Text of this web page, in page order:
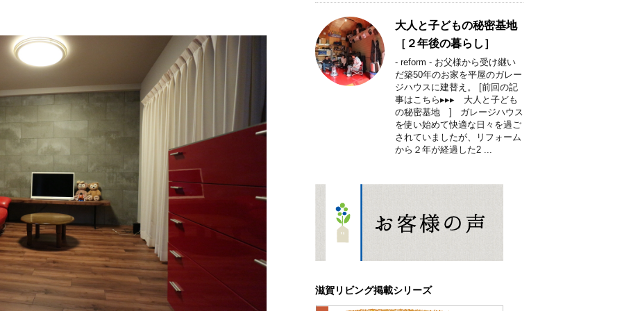
大人と子どもの秘密基地
［２年後の暮らし］
- reform - お父様から受け継い
だ築50年のお家を平屋のガレー
ジハウスに建替え。 [前回の記
事はこちら▸▸▸ 大人と子ども
の秘密基地 ] ガレージハウス
を使い始めて快適な日々を過ご
されていましたが、リフォーム
から２年が経過した2 ...
滋賀リビング掲載シリーズ